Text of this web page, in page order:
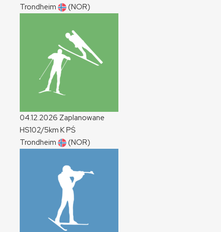
Trondheim
(NOR)
04.12.2026 Zaplanowane
HS102/5km KPŚ
Trondheim
(NOR)